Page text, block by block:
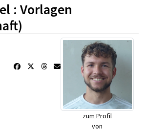
: Vorlagen
zum Profil
von